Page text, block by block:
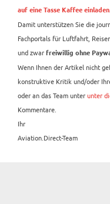
auf eine Tasse Kaffee einladen
Damit unterstützen Sie die
Fachportals für Luftfahrt,
und zwar freiwillig ohne
Wenn Ihnen der Artikel nicht
konstruktive Kritik und/oder
oder an das Team unterunter
Kommentare.
Ihr
Aviation.Direct-Team